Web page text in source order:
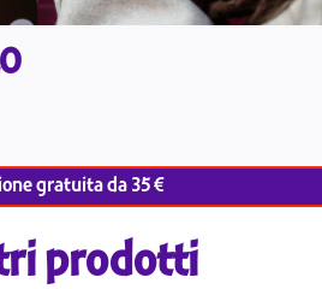
gratuita da 35 €
prodotti